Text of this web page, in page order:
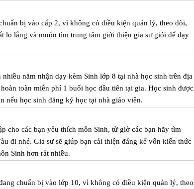
bị vào cấp 2, vì không có điều kiện quản lý, theo dõi,
lo lắng và muốn tìm trung tâm giới thiệu gia sư giỏi để dạy
năm nhận dạy kèm Sinh lớp 8 tại nhà học sinh trên địa
toàn miễn phí 1 buổi học đầu tiên tại gia. Học sinh được
nếu học sinh đăng ký học tại nhà giáo viên.
cho các bạn yêu thích môn Sinh, từ giờ các bạn hãy tìm
đi nhé. Gia sư sẽ giúp bạn cải thiện đáng kể vốn kiến thức
Sinh hơn rất nhiều.
chuẩn bị vào lớp 10, vì không có điều kiện quản lý, theo